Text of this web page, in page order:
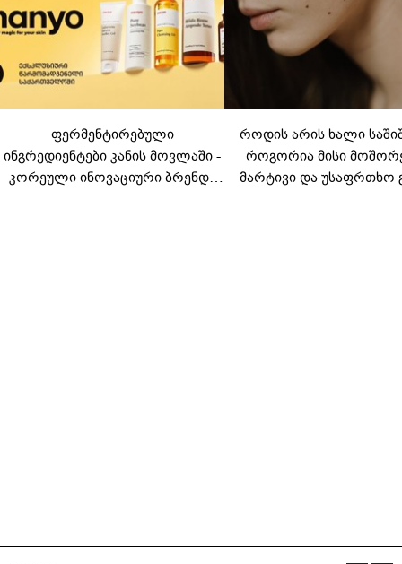
ფერმენტირებული
ინგრედიენტები კანის მოვლაში -
კორეული ინოვაციური ბრენდი
როდის არის ხალი
როგორია მისი
მარტივი და უსაფრთხო